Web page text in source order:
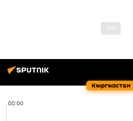
Кыргызстан
00:00